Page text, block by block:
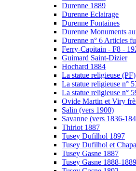
Durenne 1889
Durenne Eclairage
Durenne Fontaines
Durenne Monuments
Durenne n° 6 Articles
Ferry-Capitain - F8 -
Guimard Saint-Dizier
Hochard 1884
La statue religieuse (PF)
La statue religieuse n°
La statue religieuse n°
Ovide Martin et Viry
Salin (vers 1900)
Savanne (vers 1836-
Thiriot 1887
Tusey Dufilhol 1897
Tusey Dufilhol et
Tusey Gasne 1887
Tusey Gasne 1888-1889